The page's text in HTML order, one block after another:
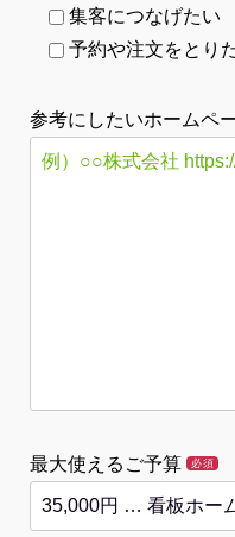
集客につなげたい
予約や注文をとり
参考にしたいホームペ
最大使えるご予算 必須